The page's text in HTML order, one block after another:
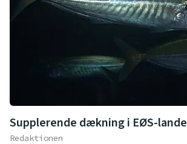
Supplerende dækning i EØS-lande
Redaktionen